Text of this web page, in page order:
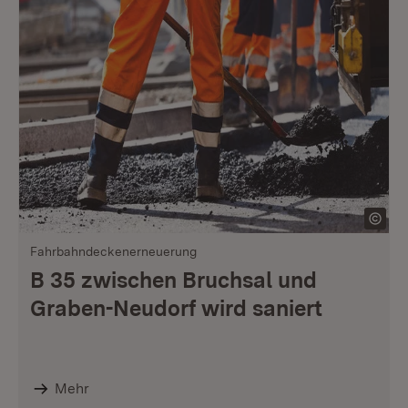
Fahrbahndeckenerneuerung
B 35 zwischen Bruchsal und
Graben-Neudorf wird saniert
Mehr